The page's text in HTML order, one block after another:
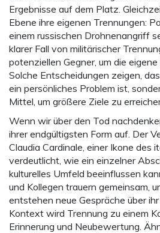
Ergebnisse auf dem Platz.
Ebene ihre eigenen Trennungen:
einem russischen Drohnenangriff
klarer Fall von militärischer
potenziellen Gegner, um die
Solche Entscheidungen zeigen,
ein persönliches Problem ist,
Mittel, um größere Ziele zu
Wenn wir über den Tod
ihrer endgültigsten Form auf. Der
Claudia Cardinale, einer Ikone des
verdeutlicht, wie ein einzelner
kulturelles Umfeld beeinflussen
und Kollegen trauern gemeinsam,
entstehen neue Gespräche über
Kontext wird Trennung zu einem
Erinnerung und Neubewertung.